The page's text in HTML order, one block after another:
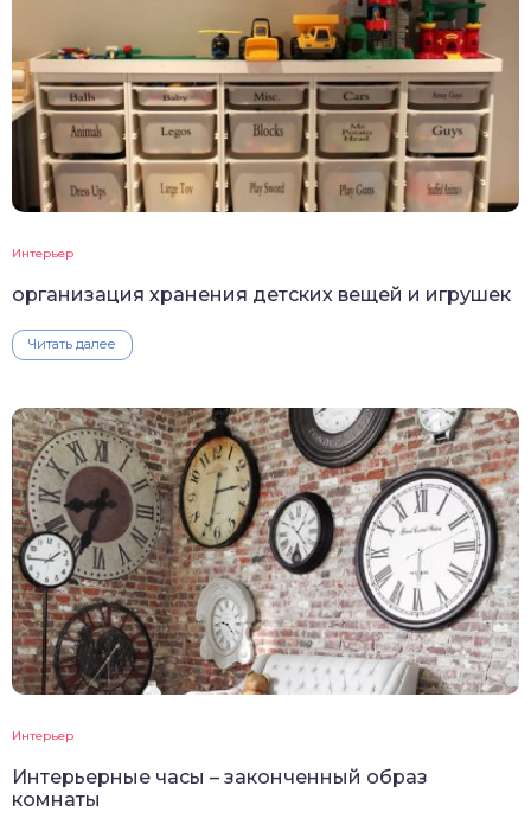
Интерьер
организация хранения детских вещей и игрушек
Читать далее
Интерьер
Интерьерные часы – законченный образ
комнаты